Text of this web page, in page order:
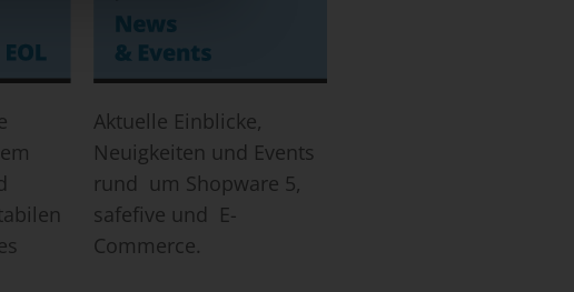
Aktuelle Einblicke,
Neuigkeiten und Events
rund um Shopware 5,
safefive und E-
Commerce.